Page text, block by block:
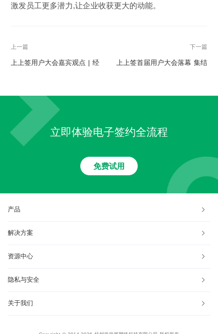
激发员工更多潜力,让企业收获更大的动能。
上一篇
上上签用户大会嘉宾观点 | 经
下一篇
上上签首届用户大会落幕 集结
立即体验电子签约全流程
免费试用
产品
解决方案
资源中心
隐私与安全
关于我们